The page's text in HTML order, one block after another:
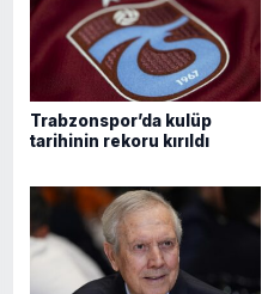
Trabzonspor’da kulüp
tarihinin rekoru kırıldı